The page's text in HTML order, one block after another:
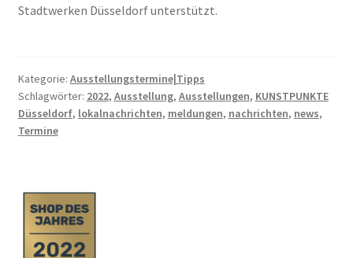
Stadtwerken Düsseldorf unterstützt.
Kategorie: Ausstellungstermine|Tipps
Schlagwörter: 2022, Ausstellung, Ausstellungen, KUNSTPUNKTE
Düsseldorf, lokalnachrichten, meldungen, nachrichten, news,
Termine